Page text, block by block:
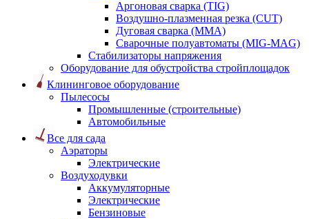
Аргоновая сварка (TIG)
Воздушно-плазменная резка (CUT)
Дуговая сварка (ММА)
Сварочные полуавтоматы (MIG-MAG)
Стабилизаторы напряжения
Оборудование для обустройства стройплощадок
Клининговое оборудование
Пылесосы
Промышленные (строительные)
Автомобильные
Все для сада
Аэраторы
Электрические
Воздуходувки
Аккумуляторные
Электрические
Бензиновые